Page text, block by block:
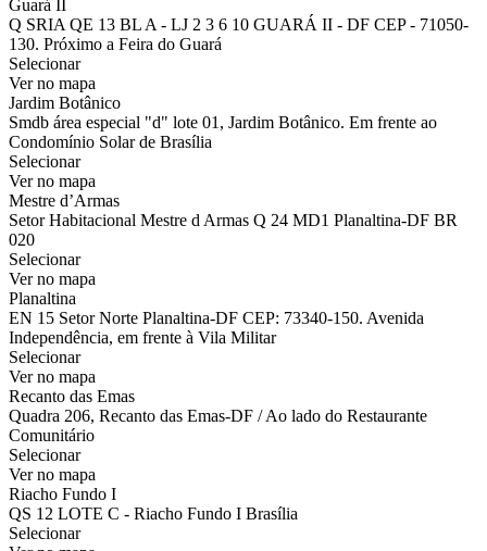
Guará II
Q SRIA QE 13 BL A - LJ 2 3 6 10 GUARÁ II - DF CEP - 71050-
130. Próximo a Feira do Guará
Selecionar
Ver no mapa
Jardim Botânico
Smdb área especial "d" lote 01, Jardim Botânico. Em frente ao
Condomínio Solar de Brasília
Selecionar
Ver no mapa
Mestre d’Armas
Setor Habitacional Mestre d Armas Q 24 MD1 Planaltina-DF BR
020
Selecionar
Ver no mapa
Planaltina
EN 15 Setor Norte Planaltina-DF CEP: 73340-150. Avenida
Independência, em frente à Vila Militar
Selecionar
Ver no mapa
Recanto das Emas
Quadra 206, Recanto das Emas-DF / Ao lado do Restaurante
Comunitário
Selecionar
Ver no mapa
Riacho Fundo I
QS 12 LOTE C - Riacho Fundo I Brasília
Selecionar